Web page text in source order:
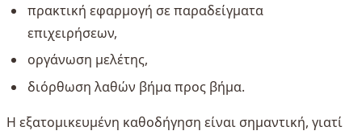
πρακτική εφαρμογή σε παραδείγματα
επιχειρήσεων,
οργάνωση μελέτης,
διόρθωση λαθών βήμα προς βήμα.
Η εξατομικευμένη καθοδήγηση είναι σημαντική, γιατί